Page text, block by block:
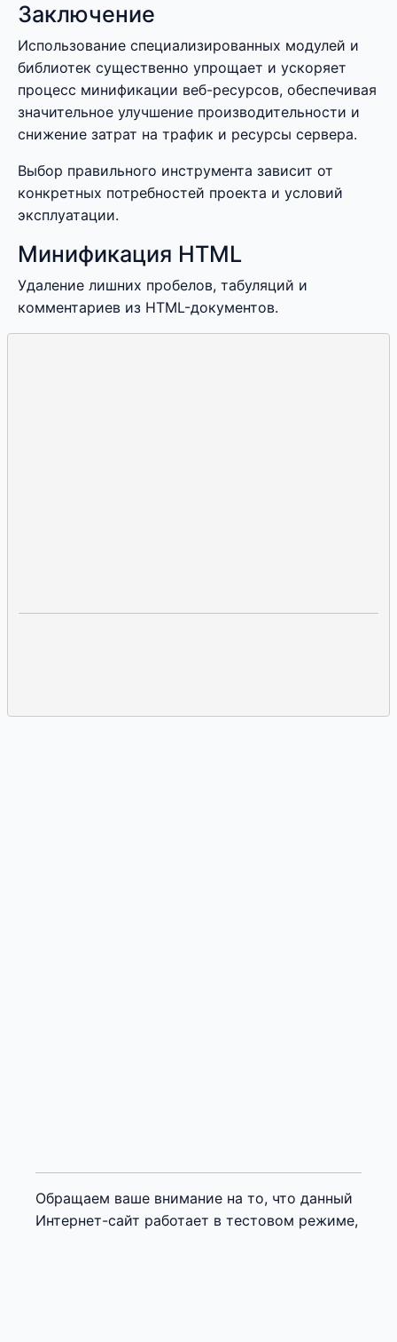
Заключение
Использование специализированных модулей и
библиотек существенно упрощает и ускоряет
процесс минификации веб-ресурсов, обеспечивая
значительное улучшение производительности и
снижение затрат на трафик и ресурсы сервера.
Выбор правильного инструмента зависит от
конкретных потребностей проекта и условий
эксплуатации.
Минификация HTML
Удаление лишних пробелов, табуляций и
комментариев из HTML-документов.
Обращаем ваше внимание на то, что данный
Интернет-сайт работает в тестовом режиме,